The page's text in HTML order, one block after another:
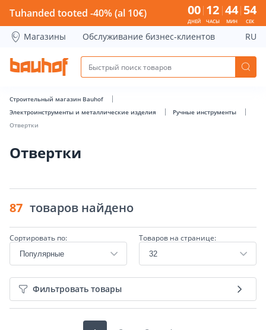
Отвертки - Bauhof has loaded
Tuhanded tooted -40% (al 10€) 00
ДНЕЙ
12
ЧАСЫ
44
МИН
54
СЕК
Магазины Обслуживание бизнес-клиентов RU
Строительный магазин Bauhof
Электроинструменты и металлические изделия
Ручные инструменты
Отвертки
Отвертки
87 товаров найдено
Сортировать по: Товаров на странице:
Фильтровать товары